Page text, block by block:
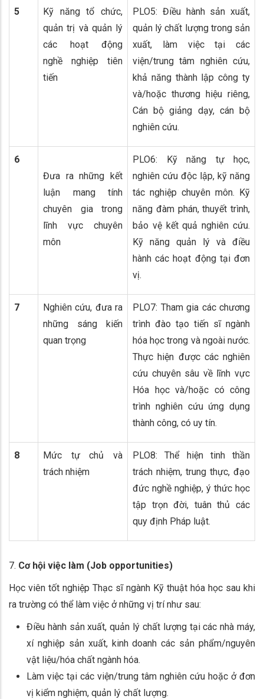
5
Kỹ năng tổ chức,
quản trị và quản lý
các hoạt động
nghề nghiệp tiên
tiến
PLO5: Điều hành sản xuất,
quản lý chất lượng trong sản
xuất, làm việc tại các
viện/trung tâm nghiên cứu,
khả năng thành lập công ty
và/hoặc thương hiệu riêng,
Cán bộ giảng dạy, cán bộ
nghiên cứu.
6
Đưa ra những kết
luận mang tính
chuyên gia trong
lĩnh vực chuyên
môn
PLO6: Kỹ năng tự học,
nghiên cứu độc lập, kỹ năng
tác nghiệp chuyên môn. Kỹ
năng đàm phán, thuyết trình,
bảo vệ kết quả nghiên cứu.
Kỹ năng quản lý và điều
hành các hoạt động tại đơn
vị.
7
Nghiên cứu, đưa ra
những sáng kiến
quan trọng
PLO7: Tham gia các chương
trình đào tạo tiến sĩ ngành
hóa học trong và ngoài nước.
Thực hiện được các nghiên
cứu chuyên sâu về lĩnh vực
Hóa học và/hoặc có công
trình nghiên cứu ứng dụng
thành công, có uy tín.
8
Mức tự chủ và
trách nhiệm
PLO8: Thể hiện tinh thần
trách nhiệm, trung thực, đạo
đức nghề nghiệp, ý thức học
tập trọn đời, tuân thủ các
quy định Pháp luật.
7. Cơ hội việc làm (Job opportunities)
Học viên tốt nghiệp Thạc sĩ ngành Kỹ thuật hóa học sau khi
ra trường có thể làm việc ở những vị trí như sau:
Điều hành sản xuất, quản lý chất lượng tại các nhà máy,
xí nghiệp sản xuất, kinh doanh các sản phẩm/nguyên
vật liệu/hóa chất ngành hóa.
Làm việc tại các viện/trung tâm nghiên cứu hoặc ở đơn
vị kiểm nghiệm, quản lý chất lượng.